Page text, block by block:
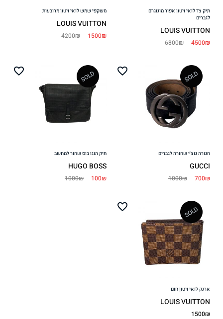
תיק צד לואי ויטון אפור מונוגרם
לגברים
LOUIS VUITTON
4500₪
6800₪
משקפי שמש לואי ויטון מרובעות
LOUIS VUITTON
1500₪
4200₪
Add
SOLD
חגורה גוצ'י שחורה לגברים
GUCCI
700₪
1000₪
Add
SOLD
תיק הוגו בוס שחור למחשב
HUGO BOSS
100₪
1000₪
Add
SOLD
ארנק לואי ויטון חום
LOUIS VUITTON
1500₪